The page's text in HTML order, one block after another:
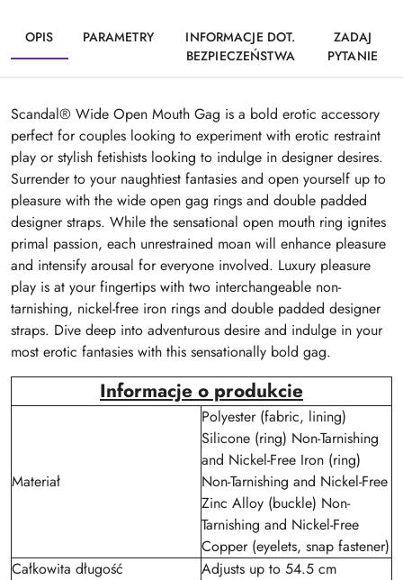
OPIS PARAMETRY
INFORMACJE DOT.
BEZPIECZEŃSTWA
ZADAJ
PYTANIE
Scandal® Wide Open Mouth Gag is a bold erotic accessory
perfect for couples looking to experiment with erotic restraint
play or stylish fetishists looking to indulge in designer desires.
Surrender to your naughtiest fantasies and open yourself up to
pleasure with the wide open gag rings and double padded
designer straps. While the sensational open mouth ring ignites
primal passion, each unrestrained moan will enhance pleasure
and intensify arousal for everyone involved. Luxury pleasure
play is at your fingertips with two interchangeable non-
tarnishing, nickel-free iron rings and double padded designer
straps. Dive deep into adventurous desire and indulge in your
most erotic fantasies with this sensationally bold gag.
Informacje o produkcie
Materiał
Polyester (fabric, lining)
Silicone (ring) Non-Tarnishing
and Nickel-Free Iron (ring)
Non-Tarnishing and Nickel-Free
Zinc Alloy (buckle) Non-
Tarnishing and Nickel-Free
Copper (eyelets, snap fastener)
Całkowita długość
Adjusts up to 54.5 cm